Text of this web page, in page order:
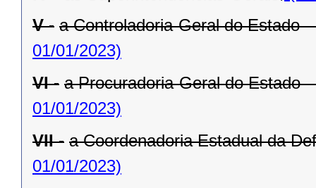
V - a Controladoria-Geral do Estado
01/01/2023)
VI - a Procuradoria-Geral do Estado
01/01/2023)
VII - a Coordenadoria Estadual da
01/01/2023)